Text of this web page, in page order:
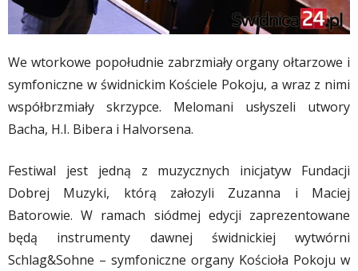
We wtorkowe popołudnie zabrzmiały organy ołtarzowe i
symfoniczne w świdnickim Kościele Pokoju, a wraz z nimi
współbrzmiały skrzypce. Melomani usłyszeli utwory
Bacha, H.I. Bibera i Halvorsena.
Festiwal jest jedną z muzycznych inicjatyw Fundacji
Dobrej Muzyki, którą załozyli Zuzanna i Maciej
Batorowie. W ramach siódmej edycji zaprezentowane
będą instrumenty dawnej świdnickiej wytwórni
Schlag&Sohne – symfoniczne organy Kościoła Pokoju w